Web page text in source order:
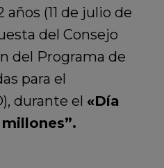
(11 de julio de
del Consejo
del Programa de
para el
durante el «Día